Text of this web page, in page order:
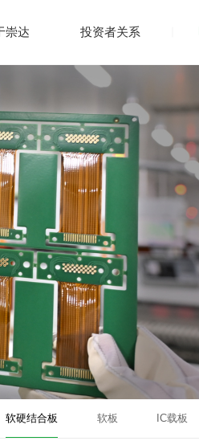
崇达 投资者关系
软硬结合板 软板 IC载板